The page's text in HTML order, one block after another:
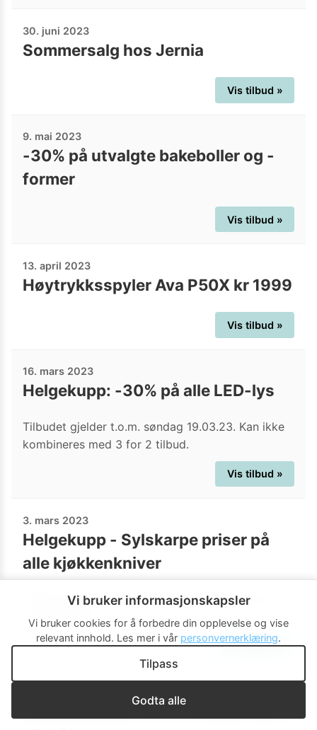
30. juni 2023
Sommersalg hos Jernia
Vis tilbud »
9. mai 2023
-30% på utvalgte bakeboller og -
former
Vis tilbud »
13. april 2023
Høytrykksspyler Ava P50X kr 1999
Vis tilbud »
16. mars 2023
Helgekupp: -30% på alle LED-lys
Tilbudet gjelder t.o.m. søndag 19.03.23. Kan ikke
kombineres med 3 for 2 tilbud.
Vis tilbud »
3. mars 2023
Helgekupp - Sylskarpe priser på
alle kjøkkenkniver
*Tilbudet gjelder ikke produkter markert med
"Fast lav pris".
Vis tilbud »
Medlemskupp: Alt fra Sodastream
Vi bruker informasjonskapsler
Vi bruker cookies for å forbedre din opplevelse og vise
relevant innhold. Les mer i vår personvernerklæring.
Godta alle
Tilpass